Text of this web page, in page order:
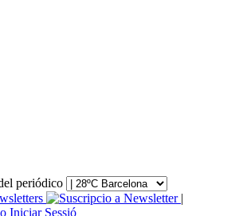
periódico
|